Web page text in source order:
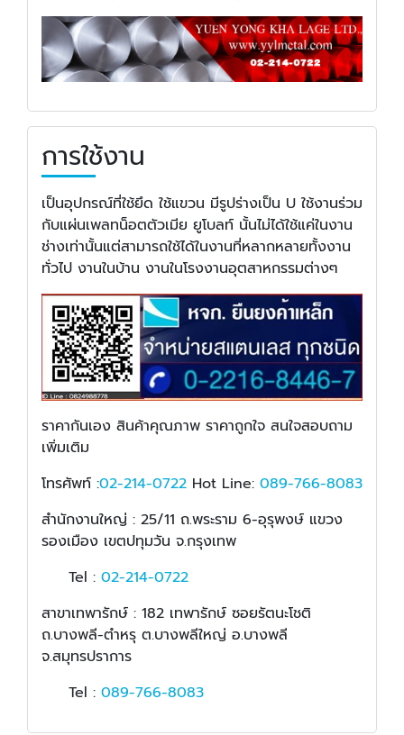
การใช้งาน
เป็นอุปกรณ์ที่ใช้ยึด ใช้แขวน มีรูปร่างเป็น U ใช้งานร่วม
กับแผ่นเพลทน็อตตัวเมีย ยูโบลท์ นั้นไม่ได้ใช้แค่ในงาน
ช่างเท่านั้นแต่สามารถใช้ได้ในงานที่หลากหลายทั้งงาน
ทั่วไป งานในบ้าน งานในโรงงานอุตสาหกรรมต่างๆ
ราคากันเอง สินค้าคุณภาพ ราคาถูกใจ สนใจสอบถาม
เพิ่มเติม
โทรศัพท์ :02-214-0722 Hot Line: 089-766-8083
สำนักงานใหญ่ : 25/11 ถ.พระราม 6-อุรุพงษ์ แขวง
รองเมือง เขตปทุมวัน จ.กรุงเทพ
Tel : 02-214-0722
สาขาเทพารักษ์ : 182 เทพารักษ์ ซอยรัตนะโชติ
ถ.บางพลี-ตำหรุ ต.บางพลีใหญ่ อ.บางพลี
จ.สมุทรปราการ
Tel : 089-766-8083